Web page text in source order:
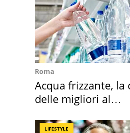
Roma
Acqua frizzante, la
delle migliori al
LIFESTYLE